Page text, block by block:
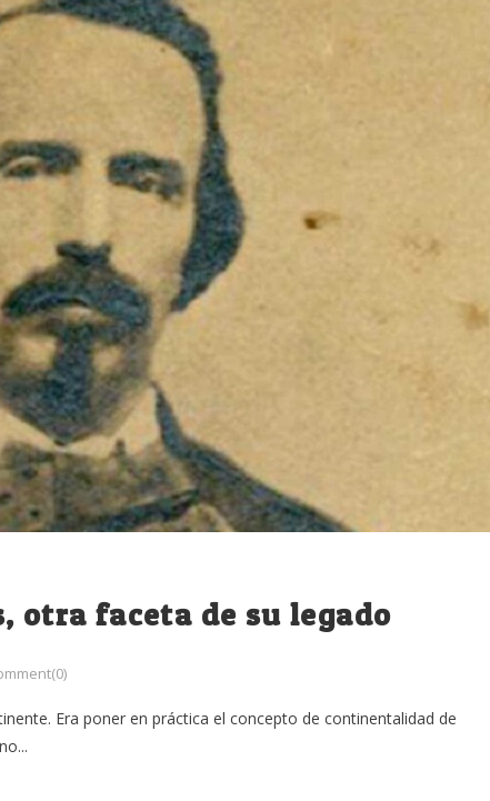
otra faceta de su legado
Era poner en práctica el concepto de continentalidad de